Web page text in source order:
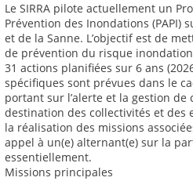
Le SIRRA pilote actuellement un
Prévention des Inondations (PAPI)
et de la Sanne. L’objectif est de
de prévention du risque
31 actions planifiées sur 6 ans
spécifiques sont prévues dans le
portant sur l’alerte et la gestion
destination des collectivités et des
la réalisation des missions
appel à un(e) alternant(e) sur la
essentiellement.
Missions principales